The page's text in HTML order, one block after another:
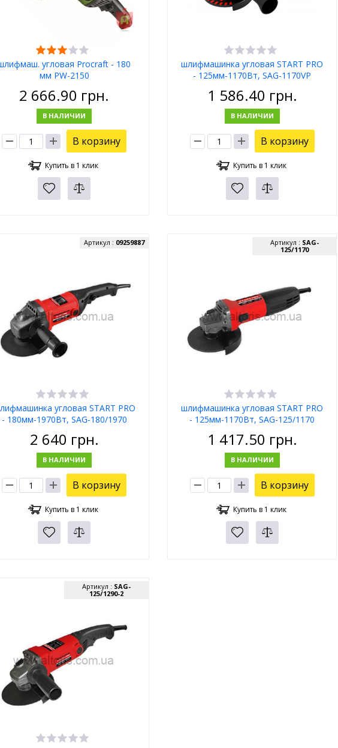
угловая Procraft - 180
мм PW-2150
2 666.90 грн.
В НАЛИЧИИ
В корзину
Купить в 1 клик
шлифмашинка угловая START PRO
- 125мм-1170Вт, SAG-1170VP
1 586.40 грн.
В НАЛИЧИИ
В корзину
Купить в 1 клик
угловая START PRO
- 180мм-1970Вт, SAG-180/1970
Артикул : 09259887
2 640 грн.
В НАЛИЧИИ
В корзину
Купить в 1 клик
шлифмашинка угловая START PRO
- 125мм-1170Вт, SAG-125/1170
Артикул : SAG-
125/1170
1 417.50 грн.
В НАЛИЧИИ
В корзину
Купить в 1 клик
Артикул : SAG-
125/1290-2